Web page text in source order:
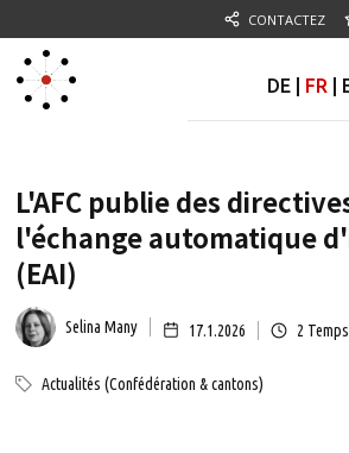
CONTACTEZ
DE FR
L'AFC publie des
l'échange automatique
(EAI)
Selina Many 17.1.2026 2
Actualités (Confédération & cantons)